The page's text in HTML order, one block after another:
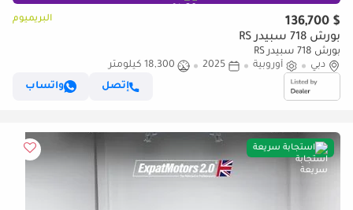
$ 136,700 البريميوم
بورش 718 سبيدر RS
بورش 718 سبيدر RS
دبي
أوروبية 2025
18,300 كيلومتر
إتصل
واتساب
استجابة سريعة